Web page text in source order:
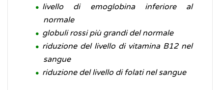
livello di emoglobina inferiore al
normale
globuli rossi più grandi del normale
riduzione del livello di vitamina B12 nel
sangue
riduzione del livello di folati nel sangue